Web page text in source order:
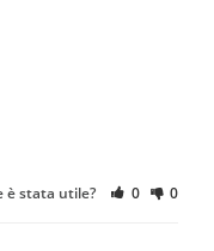
è stata utile? 0 0